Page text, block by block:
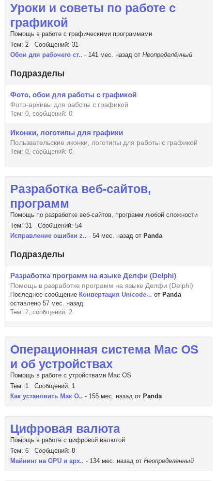
Уроки и советы по работе с
графикой
Помощь в работе с графическими программами
Тем: 2 Сообщений: 31
Обои для рабочего ст.. - 141 мес. назад от Неопределённый
Подразделы
Фото, обои для работы с графикой
Фото-архивы для работы с графикой
Тем: 0, сообщений: 0
Иконки, логотипы для графики
Пользвательские иконки, логотипы для работы с графикой
Тем: 0, сообщений: 0
Разработка веб-сайтов,
программ
Помощь по разработке веб-сайтов, программ любой сложности
Тем: 31 Сообщений: 54
Исправление ошибки z.. - 54 мес. назад от Panda
Подразделы
Разработка программ на языке Делфи (Delphi)
Помощь в разработке программ на языке Делфи (Delphi)
Последнее сообщение Конвертация Unicode-.. от Panda
оставлено 57 мес. назад
Тем: 2, сообщений: 2
Операционная система Mac OS
и об устройствах
Помощь в работе с утройствами Mac OS
Тем: 1 Сообщений: 1
Как установить Мак О.. - 155 мес. назад от Panda
Цифровая валюта
Помощь в работе с цифровой валютой
Тем: 6 Сообщений: 8
Майнинг на GPU и арх.. - 134 мес. назад от Неопределённый